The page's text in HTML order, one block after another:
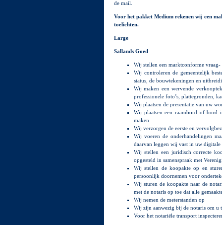
de mail.
Voor het pakket Medium rekenen wij een
toelichten.
Large
Sallands Goed
Wij stellen een marktconforme
Wij controleren de gemeentelijk
status, de bouwtekeningen en
Wij maken een wervende
professionele foto’s, plattegronden,
Wij plaatsen de presentatie van uw
Wij plaatsen een raambord of bord
maken
Wij verzorgen de eerste en
Wij voeren de onderhandelingen
daarvan leggen wij vast in uw digitale
Wij stellen een juridisch correcte
opgesteld in samenspraak met
Wij stellen de koopakte op en
persoonlijk doornemen voor
Wij sturen de koopakte naar de
met de notaris op toe dat alle
Wij nemen de meterstanden op
Wij zijn aanwezig bij de notaris om u
Voor het notariële transport